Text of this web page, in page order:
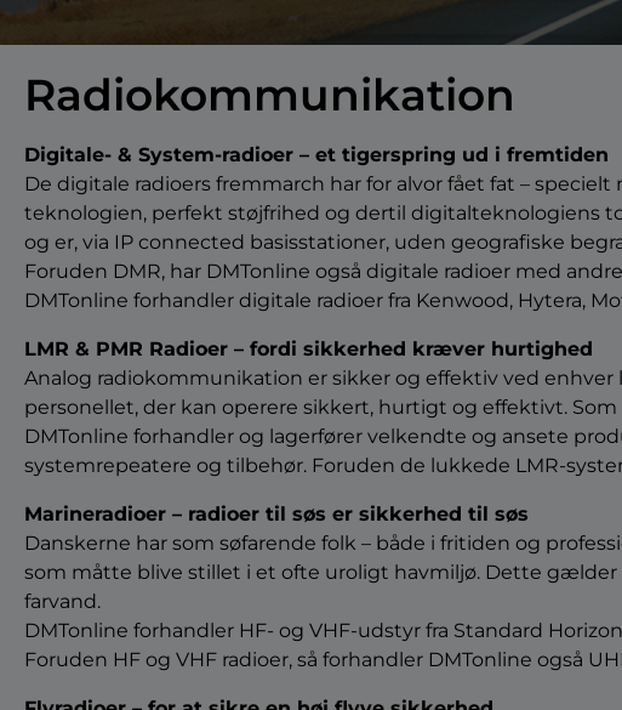
Radiokommunikation
Digitale- & System-radioer – et tigerspring ud i fremtiden
De digitale radioers fremmarch har for alvor fået fat –
teknologien, perfekt støjfrihed og dertil digitalteknologiens
og er, via IP connected basisstationer, uden geografiske
Foruden DMR, har DMTonline også digitale radioer med
DMTonline forhandler digitale radioer fra Kenwood, Hytera,
LMR & PMR Radioer – fordi sikkerhed kræver hurtighed
Analog radiokommunikation er sikker og effektiv ved
personellet, der kan operere sikkert, hurtigt og effektivt.
DMTonline forhandler og lagerfører velkendte og ansete
systemrepeatere og tilbehør. Foruden de lukkede LMR-
Marineradioer – radioer til søs er sikkerhed til søs
Danskerne har som søfarende folk – både i fritiden og
som måtte blive stillet i et ofte uroligt havmiljø. Dette
farvand.
DMTonline forhandler HF- og VHF-udstyr fra Standard
Foruden HF og VHF radioer, så forhandler DMTonline også